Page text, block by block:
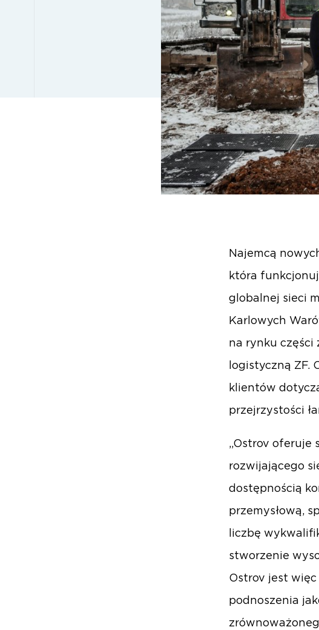
Najemcą
która
globalnej sieci
Karlowych
na rynku części
logistyczną ZF.
klientów
przejrzystości
„Ostrov oferuje
rozwijającego
dostępnością
przemysłową,
liczbę
stworzenie
Ostrov jest więc
podnoszenia